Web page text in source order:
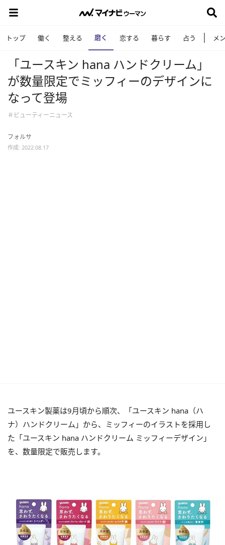
トップ 働く 整える 磨く 恋する 暮らす 占う メ
「ユースキン hana ハンドクリーム」
が数量限定でミッフィーのデザインに
なって登場
＃ビューティーニュース
フォルサ
作成: 2022.08.17
ユースキン製薬は9月頃から順次、「ユースキン hana（ハ
ナ）ハンドクリーム」から、ミッフィーのイラストを採用し
た「ユースキン hana ハンドクリーム ミッフィーデザイン」
を、数量限定で販売します。